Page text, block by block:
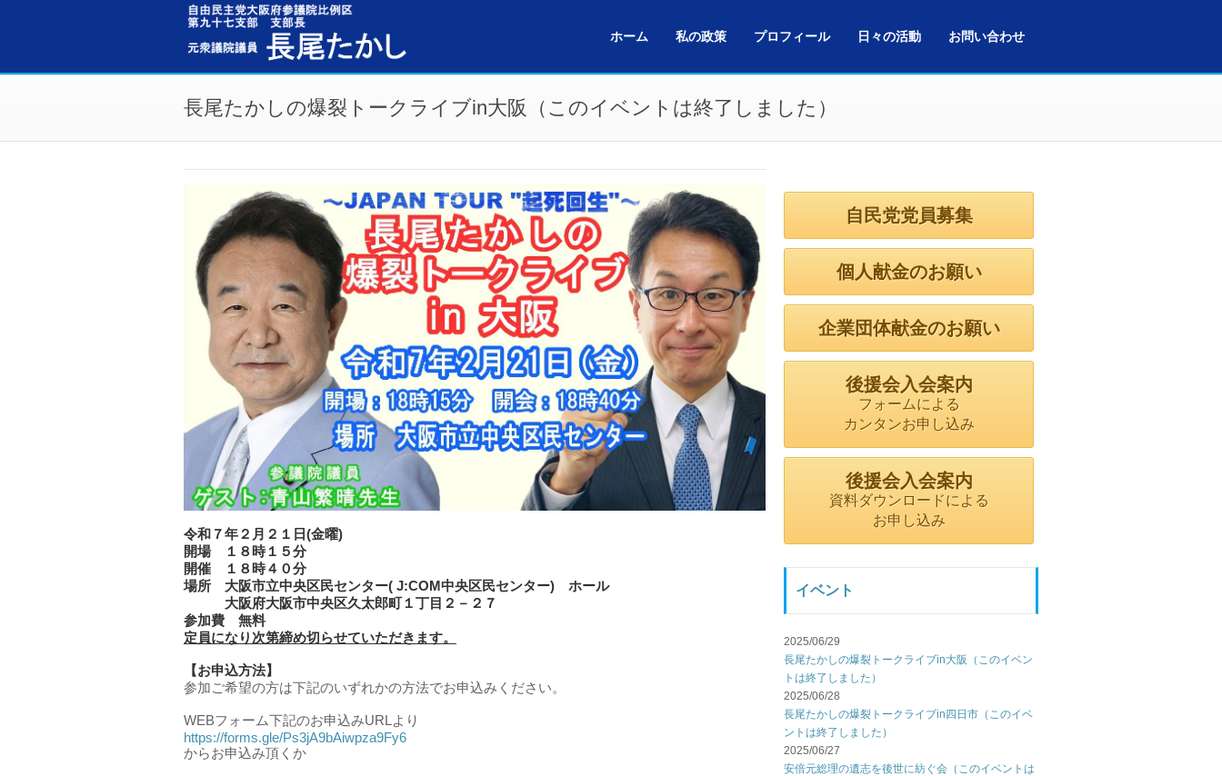
ホーム 私の政策 プロフィール 日々の活動 お問い合わせ
長尾たかしの爆裂トークライブin大阪（このイベントは終了しました）
令和７年２月２１日(金曜)
開場 １８時１５分
開催 １８時４０分
場所 大阪市立中央区民センター( J:COM中央区民センター) ホール
大阪府大阪市中央区久太郎町１丁目２－２７
参加費 無料
定員になり次第締め切らせていただきます。
【お申込方法】
参加ご希望の方は下記のいずれかの方法でお申込みください。
WEBフォーム下記のお申込みURLより
https://forms.gle/Ps3jA9bAiwpza9Fy6
からお申込み頂くか
自民党党員募集
個人献金のお願い
企業団体献金のお願い
後援会入会案内
フォームによる
カンタンお申し込み
後援会入会案内
資料ダウンロードによる
お申し込み
イベント
2025/06/29
長尾たかしの爆裂トークライブin大阪（このイベン
トは終了しました）
2025/06/28
長尾たかしの爆裂トークライブin四日市（このイベ
ントは終了しました）
2025/06/27
安倍元総理の遺志を後世に紡ぐ会（このイベントは